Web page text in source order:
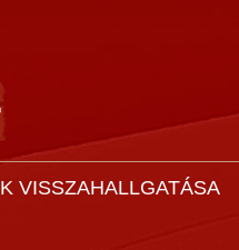
VISSZAHALLGATÁSA